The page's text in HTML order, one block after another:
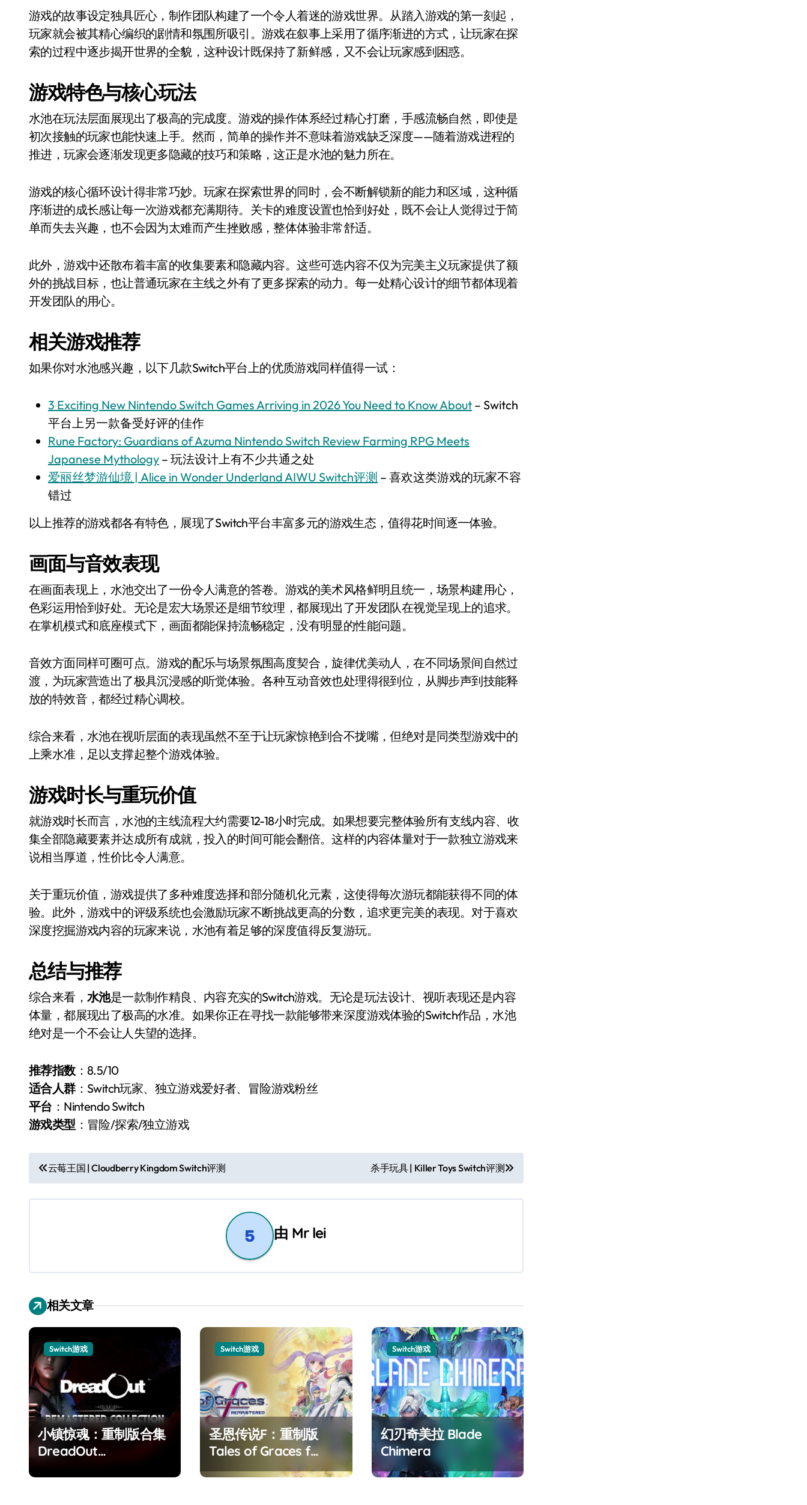
游戏的故事设定独具匠心，制作团队构建了一个令人着迷的游戏世界。从踏入游戏的第一刻起，
玩家就会被其精心编织的剧情和氛围所吸引。游戏在叙事上采用了循序渐进的方式，让玩家在探
索的过程中逐步揭开世界的全貌，这种设计既保持了新鲜感，又不会让玩家感到困惑。
游戏特色与核心玩法
水池在玩法层面展现出了极高的完成度。游戏的操作体系经过精心打磨，手感流畅自然，即使是
初次接触的玩家也能快速上手。然而，简单的操作并不意味着游戏缺乏深度——随着游戏进程的
推进，玩家会逐渐发现更多隐藏的技巧和策略，这正是水池的魅力所在。
游戏的核心循环设计得非常巧妙。玩家在探索世界的同时，会不断解锁新的能力和区域，这种循
序渐进的成长感让每一次游戏都充满期待。关卡的难度设置也恰到好处，既不会让人觉得过于简
单而失去兴趣，也不会因为太难而产生挫败感，整体体验非常舒适。
此外，游戏中还散布着丰富的收集要素和隐藏内容。这些可选内容不仅为完美主义玩家提供了额
外的挑战目标，也让普通玩家在主线之外有了更多探索的动力。每一处精心设计的细节都体现着
开发团队的用心。
相关游戏推荐
如果你对水池感兴趣，以下几款Switch平台上的优质游戏同样值得一试：
3 Exciting New Nintendo Switch Games Arriving in 2026 You Need to Know About – Switch
平台上另一款备受好评的佳作
Rune Factory: Guardians of Azuma Nintendo Switch Review Farming RPG Meets
Japanese Mythology – 玩法设计上有不少共通之处
爱丽丝梦游仙境 | Alice in Wonder Underland AIWU Switch评测 – 喜欢这类游戏的玩家不容
错过
以上推荐的游戏都各有特色，展现了Switch平台丰富多元的游戏生态，值得花时间逐一体验。
画面与音效表现
在画面表现上，水池交出了一份令人满意的答卷。游戏的美术风格鲜明且统一，场景构建用心，
色彩运用恰到好处。无论是宏大场景还是细节纹理，都展现出了开发团队在视觉呈现上的追求。
在掌机模式和底座模式下，画面都能保持流畅稳定，没有明显的性能问题。
音效方面同样可圈可点。游戏的配乐与场景氛围高度契合，旋律优美动人，在不同场景间自然过
渡，为玩家营造出了极具沉浸感的听觉体验。各种互动音效也处理得很到位，从脚步声到技能释
放的特效音，都经过精心调校。
综合来看，水池在视听层面的表现虽然不至于让玩家惊艳到合不拢嘴，但绝对是同类型游戏中的
上乘水准，足以支撑起整个游戏体验。
游戏时长与重玩价值
就游戏时长而言，水池的主线流程大约需要12-18小时完成。如果想要完整体验所有支线内容、收
集全部隐藏要素并达成所有成就，投入的时间可能会翻倍。这样的内容体量对于一款独立游戏来
说相当厚道，性价比令人满意。
关于重玩价值，游戏提供了多种难度选择和部分随机化元素，这使得每次游玩都能获得不同的体
验。此外，游戏中的评级系统也会激励玩家不断挑战更高的分数，追求更完美的表现。对于喜欢
深度挖掘游戏内容的玩家来说，水池有着足够的深度值得反复游玩。
总结与推荐
综合来看， 水池是一款制作精良、内容充实的Switch游戏。无论是玩法设计、视听表现还是内容
体量，都展现出了极高的水准。如果你正在寻找一款能够带来深度游戏体验的Switch作品，水池
绝对是一个不会让人失望的选择。
推荐指数：8.5/10
适合人群：Switch玩家、独立游戏爱好者、冒险游戏粉丝
平台 ：Nintendo Switch
游戏类型 ：冒险/探索/独立游戏
文
章
云莓王国 | Cloudberry Kingdom Switch评测 杀手玩具 | Killer Toys Switch评测
由 Mr lei
相关文章
Switch游戏
小镇惊魂：重制版合集
DreadOut
Remastered
Switch游戏
圣恩传说F：重制版
Tales of Graces f
Remastered
Switch游戏
幻刃奇美拉 Blade
Chimera